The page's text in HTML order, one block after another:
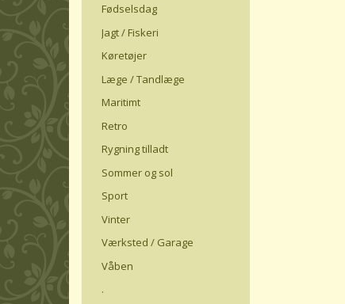
Fødselsdag
Jagt / Fiskeri
Køretøjer
Læge / Tandlæge
Maritimt
Retro
Rygning tilladt
Sommer og sol
Sport
Vinter
Værksted / Garage
Våben
.